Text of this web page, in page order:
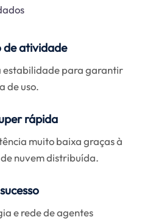
de atividade
estabilidade para garantir
de uso.
rápida
muito baixa graças à
nuvem distribuída.
e rede de agentes